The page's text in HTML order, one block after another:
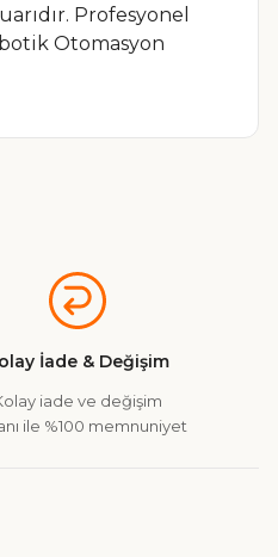
Profesyonel
Otomasyon
İade & Değişim
iade ve değişim
ile %100 memnuniyet